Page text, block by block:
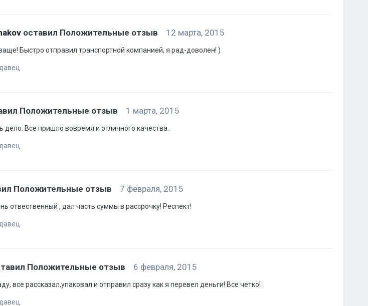
оставил Положительные отзыв 12 марта, 2015
Быстро отправил транспортной компанией, я рад-доволен! )
Положительные отзыв 1 марта, 2015
дело. Все пришло вовремя и отличного качества.
Положительные отзыв 7 февраля, 2015
отвественный , дал часть суммы в рассрочку! Респект!
Положительные отзыв 6 февраля, 2015
все рассказал,упаковал и отправил сразу как я перевел деньги! Все четко!